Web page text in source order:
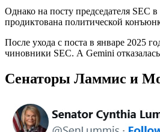
Однако на посту председателя SEC
продиктована политической
После ухода с поста в январе 2025
чиновники SEC. А Gemini
Сенаторы Ламмис и